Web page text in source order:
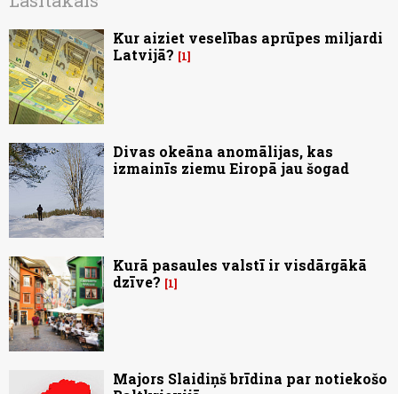
Kur aiziet veselības aprūpes miljardi
Latvijā?
1
Divas okeāna anomālijas, kas
izmainīs ziemu Eiropā jau šogad
Kurā pasaules valstī ir visdārgākā
dzīve?
1
Majors Slaidiņš brīdina par notiekošo